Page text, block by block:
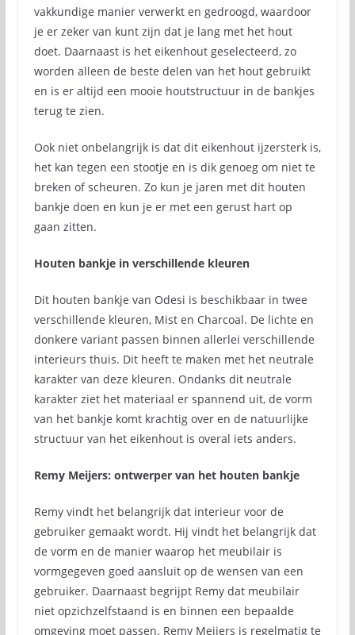
vakkundige manier verwerkt en gedroogd, waardoor
je er zeker van kunt zijn dat je lang met het hout
doet. Daarnaast is het eikenhout geselecteerd, zo
worden alleen de beste delen van het hout gebruikt
en is er altijd een mooie houtstructuur in de bankjes
terug te zien.
Ook niet onbelangrijk is dat dit eikenhout ijzersterk is,
het kan tegen een stootje en is dik genoeg om niet te
breken of scheuren. Zo kun je jaren met dit houten
bankje doen en kun je er met een gerust hart op
gaan zitten.
Houten bankje in verschillende kleuren
Dit houten bankje van Odesi is beschikbaar in twee
verschillende kleuren, Mist en Charcoal. De lichte en
donkere variant passen binnen allerlei verschillende
interieurs thuis. Dit heeft te maken met het neutrale
karakter van deze kleuren. Ondanks dit neutrale
karakter ziet het materiaal er spannend uit, de vorm
van het bankje komt krachtig over en de natuurlijke
structuur van het eikenhout is overal iets anders.
Remy Meijers: ontwerper van het houten bankje
Remy vindt het belangrijk dat interieur voor de
gebruiker gemaakt wordt. Hij vindt het belangrijk dat
de vorm en de manier waarop het meubilair is
vormgegeven goed aansluit op de wensen van een
gebruiker. Daarnaast begrijpt Remy dat meubilair
niet opzichzelfstaand is en binnen een bepaalde
omgeving moet passen. Remy Meijers is regelmatig te